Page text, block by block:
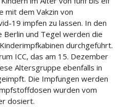
mit dem Vakzin von
19 impfen zu lassen. In den
und Tegel werden die
durchgeführt.
ICC, das am 15. Dezember
Altersgruppe ebenfalls in
Die Impfungen werden
wurden vom
dosiert.